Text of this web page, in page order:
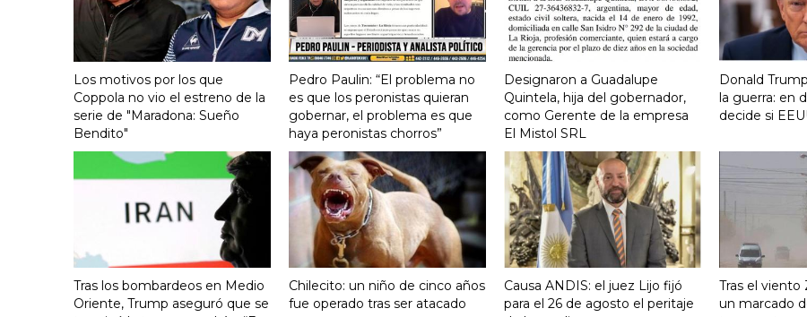
Los motivos por los que
Coppola no vio el estreno de la
serie de "Maradona: Sueño
Bendito"
Pedro Paulin: “El problema no
es que los peronistas quieran
gobernar, el problema es que
haya peronistas chorros”
Designaron a Guadalupe
Quintela, hija del gobernador,
como Gerente de la empresa
El Mistol SRL
Donald
la guerra: en
decide si
Tras los bombardeos en Medio
Oriente, Trump aseguró que se
Chilecito: un niño de cinco años
fue operado tras ser atacado
Causa ANDIS: el juez Lijo fijó
para el 26 de agosto el peritaje
Tras el viento
un marcado